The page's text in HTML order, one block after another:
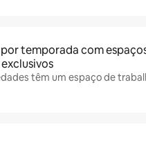
temporada com
têm um espaço de